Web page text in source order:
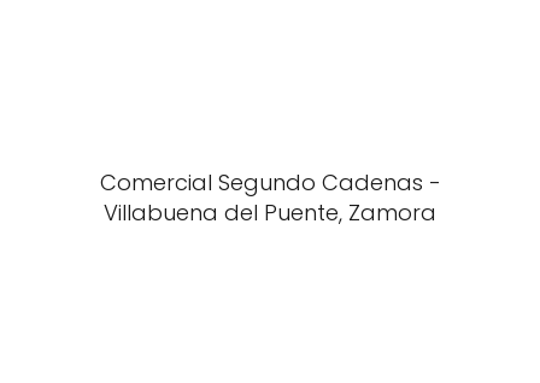
Comercial Segundo Cadenas -
Villabuena del Puente, Zamora